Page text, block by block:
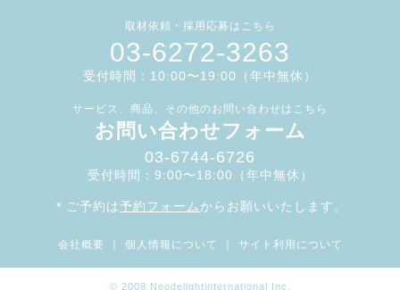
取材依頼・採用応募はこちら
03-6272-3263
受付時間：10:00〜19:00（年中無休）
サービス、商品、その他のお問い合わせはこちら
お問い合わせフォーム
03-6744-6726
受付時間：9:00〜18:00（年中無休）
＊ご予約は予約フォーム からお願いいたします。
会社概要 ｜ 個人情報について ｜ サイト利用について
© 2008 Neodelightinternational Inc.